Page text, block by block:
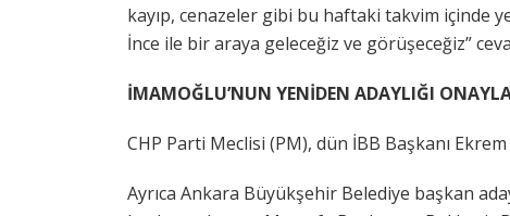
kayıp, cenazeler gibi bu haftaki takvim içinde
İnce ile bir araya geleceğiz ve görüşeceğiz”
İMAMOĞLU’NUN YENİDEN ADAYLIĞI
CHP Parti Meclisi (PM), dün İBB Başkanı Ekrem
Ayrıca Ankara Büyükşehir Belediye başkan